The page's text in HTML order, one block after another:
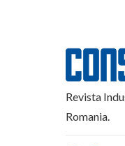
Revista
Romania.